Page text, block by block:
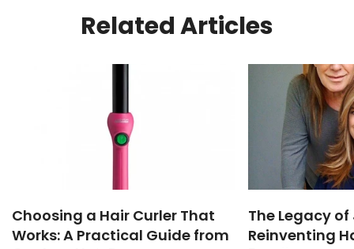
Related Articles
Choosing a Hair Curler That
Works: A Practical Guide from
The Legacy of
Reinventing